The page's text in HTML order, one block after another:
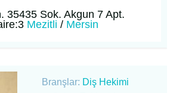
35435 Sok. Akgun 7 Apt.
Mezitli / Mersin
Branşlar: Diş Hekimi